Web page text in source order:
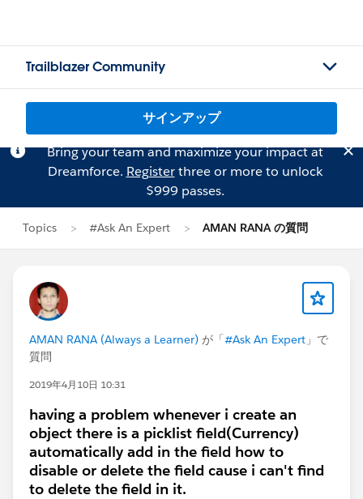
Trailblazer Community
サインアップ
Bring your team and maximize your impact at
Dreamforce. Registerthree or more to unlock
$999 passes.
Topics #Ask An Expert AMAN RANA の質問
AMAN RANA (Always a Learner) が「#Ask An Expert 」で
質問
2019年4月10日 10:31
having a problem whenever i create an
object there is a picklist field(Currency)
automatically add in the field how to
disable or delete the field cause i can't find
to delete the field in it.